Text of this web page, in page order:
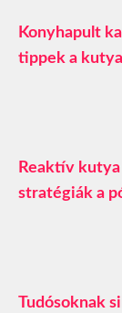
Konyhapult
tippek a
Reaktív
stratégiák a
Tudósoknak